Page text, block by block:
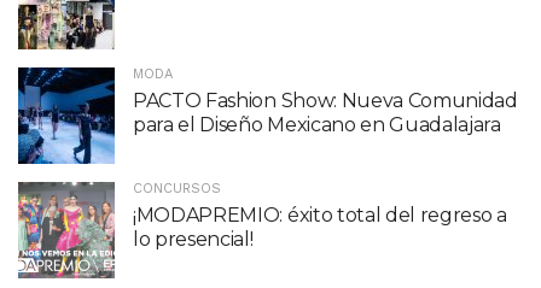
MODA
PACTO Fashion Show: Nueva Comunidad
para el Diseño Mexicano en Guadalajara
CONCURSOS
¡MODAPREMIO: éxito total del regreso a
lo presencial!